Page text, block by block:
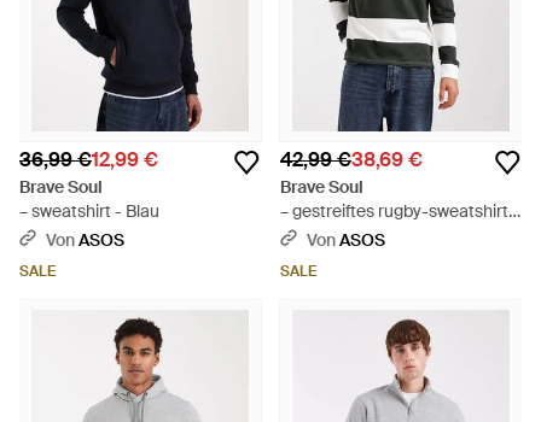
36,99 €12,99 €
Brave Soul
– sweatshirt - Blau
VonASOS
SALE
42,99 €38,69 €
Brave Soul
– gestreiftes rugby-sweatshirt -
WeißVonASOS
SALE